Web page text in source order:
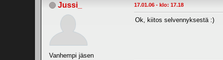
Jussi_
Vanhempi jäsen
17.01.06 - klo: 17.18
Ok, kiitos selvennyksestä :)